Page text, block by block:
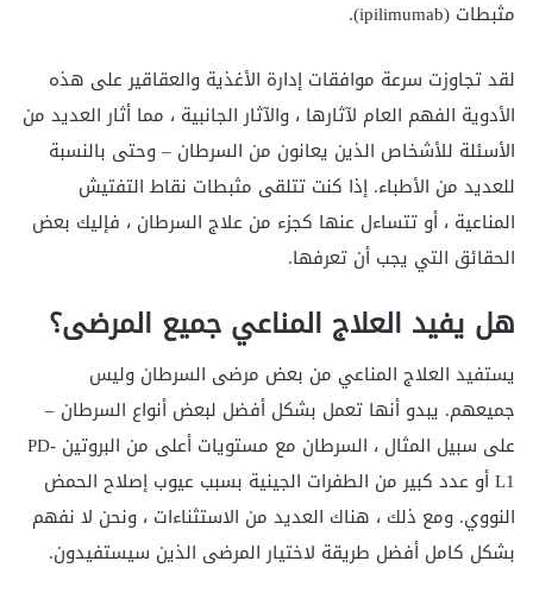
مثبطات (ipilimumab).
لقد تجاوزت سرعة موافقات إدارة الأغذية والعقاقير على هذه
الأدوية الفهم العام لآثارها ، والآثار الجانبية ، مما أثار العديد من
الأسئلة للأشخاص الذين يعانون من السرطان – وحتى بالنسبة
للعديد من الأطباء. إذا كنت تتلقى مثبطات نقاط التفتيش
المناعية ، أو تتساءل عنها كجزء من علاج السرطان ، فإليك بعض
الحقائق التي يجب أن تعرفها.
هل يفيد العلاج المناعي جميع المرضى؟
يستفيد العلاج المناعي من بعض مرضى السرطان وليس
جميعهم. يبدو أنها تعمل بشكل أفضل لبعض أنواع السرطان –
على سبيل المثال ، السرطان مع مستويات أعلى من البروتين PD-
L1 أو عدد كبير من الطفرات الجينية بسبب عيوب إصلاح الحمض
النووي. ومع ذلك ، هناك العديد من الاستثناءات ، ونحن لا نفهم
بشكل كامل أفضل طريقة لاختيار المرضى الذين سيستفيدون.